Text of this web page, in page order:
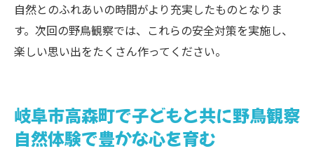
自然とのふれあいの時間がより充実したものとなりま
す。次回の野鳥観察では、これらの安全対策を実施し、
楽しい思い出をたくさん作ってください。
岐阜市高森町で子どもと共に野鳥観察
自然体験で豊かな心を育む